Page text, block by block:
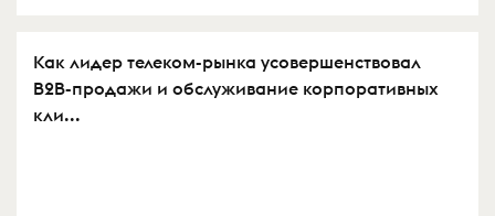
Как лидер телеком-рынка усовершенствовал
B2B-продажи и обслуживание корпоративных
кли...